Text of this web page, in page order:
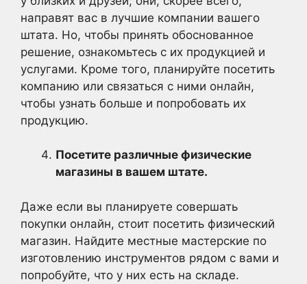
направят вас в лучшие компании вашего
штата. Но, чтобы принять обоснованное
решение, ознакомьтесь с их продукцией и
услугами. Кроме того, планируйте посетить
компанию или связаться с ними онлайн,
чтобы узнать больше и попробовать их
продукцию.
Посетите различные физические
магазины в вашем штате.
Даже если вы планируете совершать
покупки онлайн, стоит посетить физический
магазин. Найдите местные мастерские по
изготовлению инструментов рядом с вами и
попробуйте, что у них есть на складе.